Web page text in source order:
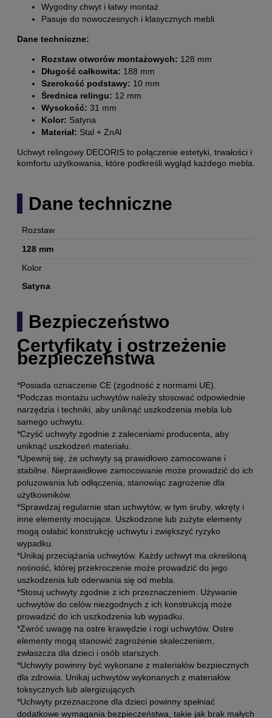
Wygodny chwyt i łatwy montaż
Pasuje do nowoczesnych i klasycznych mebli
Dane techniczne:
Rozstaw otworów montażowych: 128 mm
Długość całkowita: 188 mm
Szerokość podstawy: 10 mm
Średnica relingu: 12 mm
Wysokość: 31 mm
Kolor: Satyna
Materiał: Stal + ZnAl
Uchwyt relingowy DECORIS to połączenie estetyki, trwałości i
komfortu użytkowania, które podkreśli wygląd każdego mebla.
Dane techniczne
Rozstaw
128 mm
Kolor
Satyna
Bezpieczeństwo
Certyfikaty i ostrzeżenie
bezpieczeństwa
*Posiada oznaczenie CE (zgodność z normami UE).
*Podczas montażu uchwytów należy stosować odpowiednie
narzędzia i techniki, aby uniknąć uszkodzenia mebla lub
samego uchwytu.
*Czyść uchwyty zgodnie z zaleceniami producenta, aby
uniknąć uszkodzeń materiału.
*Upewnij się, że uchwyty są prawidłowo zamocowane i
stabilne. Nieprawidłowe zamocowanie może prowadzić do ich
poluzowania lub odłączenia, stanowiąc zagrożenie dla
użytkowników.
*Sprawdzaj regularnie stan uchwytów, w tym śruby, wkręty i
inne elementy mocujące. Uszkodzone lub zużyte elementy
mogą osłabić konstrukcję uchwytu i zwiększyć ryzyko
wypadku.
*Unikaj przeciążania uchwytów. Każdy uchwyt ma określoną
nośność, której przekroczenie może prowadzić do jego
uszkodzenia lub oderwania się od mebla.
*Stosuj uchwyty zgodnie z ich przeznaczeniem. Używanie
uchwytów do celów niezgodnych z ich konstrukcją może
prowadzić do ich uszkodzenia lub wypadku.
*Zwróć uwagę na ostre krawędzie i rogi uchwytów. Ostre
elementy mogą stanowić zagrożenie skaleczeniem,
zwłaszcza dla dzieci i osób starszych.
*Uchwyty powinny być wykonane z materiałów bezpiecznych
dla zdrowia. Unikaj uchwytów wykonanych z materiałów
toksycznych lub alergizujących.
*Uchwyty przeznaczone dla dzieci powinny spełniać
dodatkowe wymagania bezpieczeństwa, takie jak brak małych